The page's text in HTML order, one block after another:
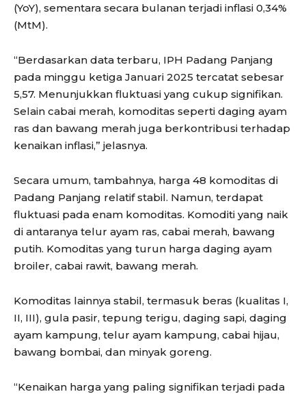
(YoY), sementara secara bulanan terjadi inflasi 0,34%
(MtM).
“Berdasarkan data terbaru, IPH Padang Panjang
pada minggu ketiga Januari 2025 tercatat sebesar
5,57. Menunjukkan fluktuasi yang cukup signifikan.
Selain cabai merah, komoditas seperti daging ayam
ras dan bawang merah juga berkontribusi terhadap
kenaikan inflasi,” jelasnya.
Secara umum, tambahnya, harga 48 komoditas di
Padang Panjang relatif stabil. Namun, terdapat
fluktuasi pada enam komoditas. Komoditi yang naik
di antaranya telur ayam ras, cabai merah, bawang
putih. Komoditas yang turun harga daging ayam
broiler, cabai rawit, bawang merah.
Komoditas lainnya stabil, termasuk beras (kualitas I,
II, III), gula pasir, tepung terigu, daging sapi, daging
ayam kampung, telur ayam kampung, cabai hijau,
bawang bombai, dan minyak goreng.
“Kenaikan harga yang paling signifikan terjadi pada